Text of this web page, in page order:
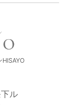
ル